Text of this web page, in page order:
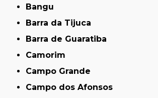
Bangu
Barra da Tijuca
Barra de Guaratiba
Camorim
Campo Grande
Campo dos Afonsos